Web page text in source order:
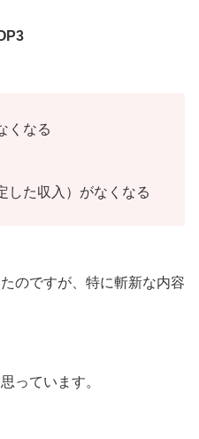
くなる
た収入）がなくなる
のですが、特に斬新な内容
っています。